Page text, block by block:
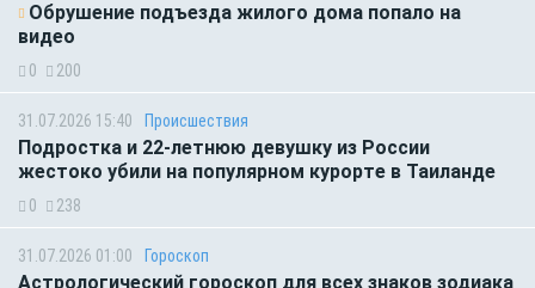
Обрушение подъезда жилого дома попало на
видео
0 200
31.07.2026 15:40 Происшествия
Подростка и 22-летнюю девушку из России
жестоко убили на популярном курорте в Таиланде
0 238
31.07.2026 01:00 Гороскоп
Астрологический гороскоп для всех знаков зодиака